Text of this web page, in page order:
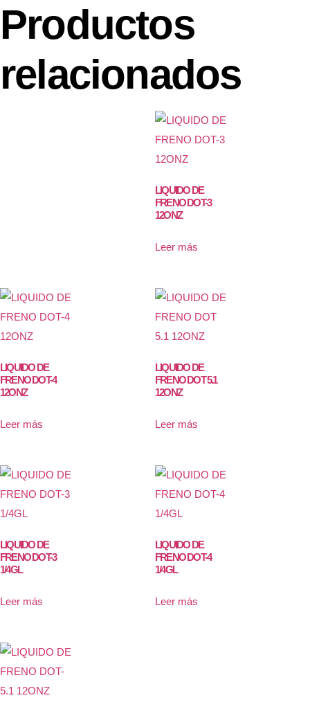
Productos
relacionados
LIQUIDO DE
FRENO DOT-3
12ONZ
Leer más
LIQUIDO DE
FRENO DOT-4
12ONZ
Leer más
LIQUIDO DE
FRENO DOT 5.1
12ONZ
Leer más
LIQUIDO DE
FRENO DOT-3
1/4GL
Leer más
LIQUIDO DE
FRENO DOT-4
1/4GL
Leer más